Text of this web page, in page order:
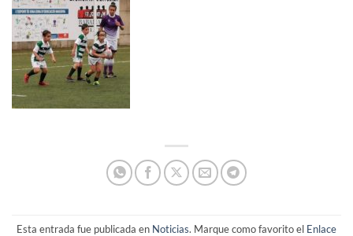
Esta entrada fue publicada en Noticias. Marque como favorito el Enlace